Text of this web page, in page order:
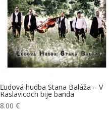
Ľudová hudba Stana Baláža – V
Raslavicoch bije banda
8.00€